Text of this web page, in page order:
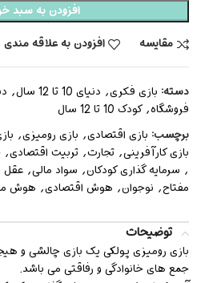
افزودن به سبد
مقایسه
افزودن به علاقه مندی
دسته: بازی فکری, دنیای 10 تا 12 سال ,
فروشگاه,کودک 10 تا 12 سال
برچسب: بازی اقتصادی, بازی رومیزی,
بازی کارآفرینی, تجارت, تربیت اقتصادی,
, سرمایه گذاری کودکان, سواد مالی,
مفتاح, نوجوان, هوش اقتصادی, هوش
توضیحات
بازی رومیزی پولکی یک بازی چالشی و
جمع های خانوادگی و رفاقتی می باشد.